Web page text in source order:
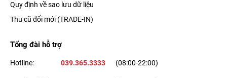
Quy định về sao lưu dữ liệu
Thu cũ đổi mới (TRADE-IN)
Tổng đài hỗ trợ
Hotline: 039.365.3333 (08:00-22:00)